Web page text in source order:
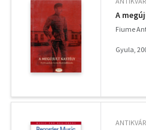
A
Fiume
Gyula,
ANTIKVÁR